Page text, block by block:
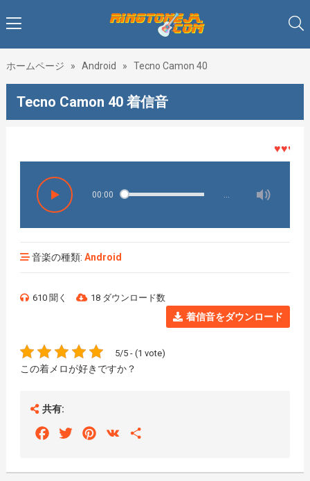
ホームページ » Android » Tecno Camon 40
Tecno Camon 40 着信音
♥♥♥着メ
00:00
音楽の種類: Android
610 聞く 18 ダウンロード数
着信音をダウンロード
5/5 - (1 vote)
この着メロが好きですか？
共有:
FacebookTwitterPinterest
VK